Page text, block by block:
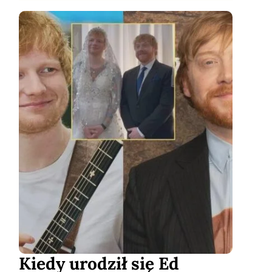
Kiedy urodził się Ed